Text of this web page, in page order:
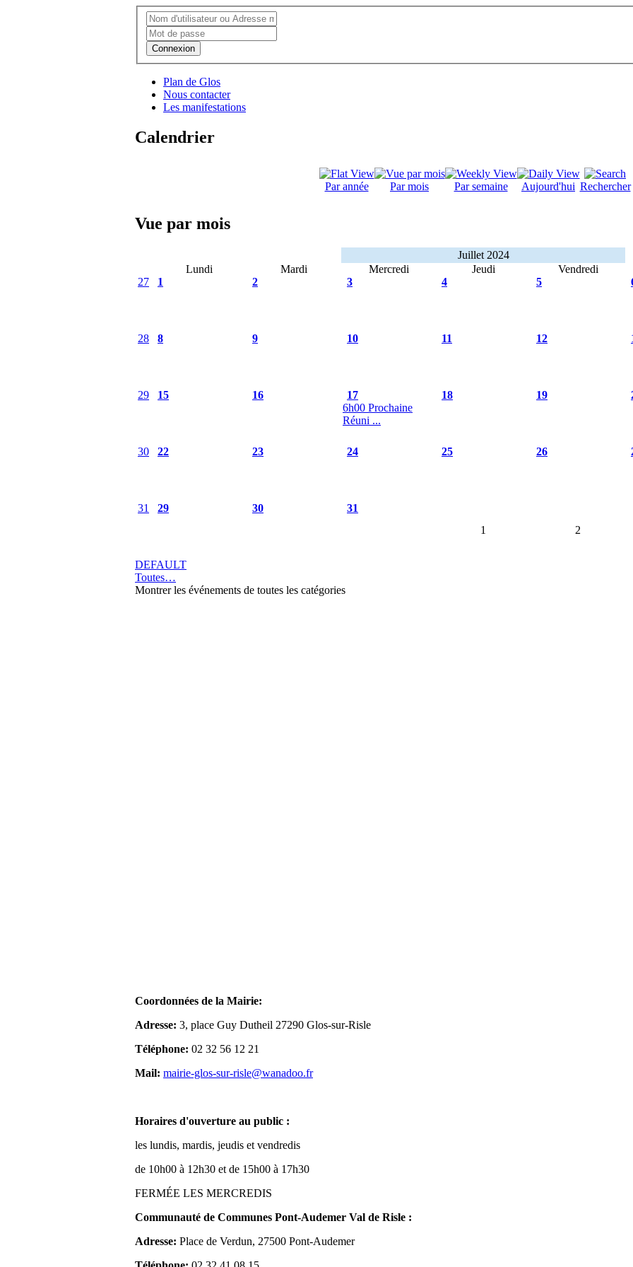
Connexion
Plan de Glos
Nous contacter
Les manifestations
Calendrier
Par année Par mois Par semaine Aujourd'hui Rechercher
Vue par mois
Juillet 2024
Lundi
Mardi Mercredi Jeudi Vendredi
27
1 2 3 4 5
28 8 9 10 11 12
29 15 16
17
6h00 Prochaine
Réuni ...
18 19
30 22 23 24 25 26
31 29 30
31
1
2
DEFAULT
Toutes…
Montrer les événements de toutes les catégories
Coordonnées de la Mairie:
Adresse: 3, place Guy Dutheil 27290 Glos-sur-Risle
Téléphone: 02 32 56 12 21
Mail: mairie-glos-sur-risle@wanadoo.fr
Horaires d'ouverture au public :
les lundis, mardis, jeudis et vendredis
de 10h00 à 12h30 et de 15h00 à 17h30
FERMÉE LES MERCREDIS
Communauté de Communes Pont-Audemer Val de Risle :
Adresse: Place de Verdun, 27500 Pont-Audemer